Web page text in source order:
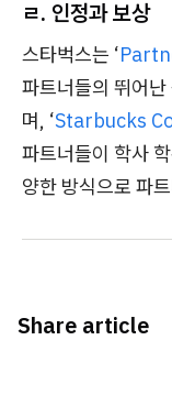
ㄹ. 인정과 보상
스타벅스는 ‘
파트너들의 뛰어
며, ‘Starbucks
파트너들이 학사
양한 방식으로 파
Share article